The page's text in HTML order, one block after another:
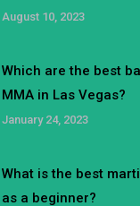
August 10, 2023
Which are the best
MMA in Las Vegas?
January 24, 2023
What is the best
as a beginner?